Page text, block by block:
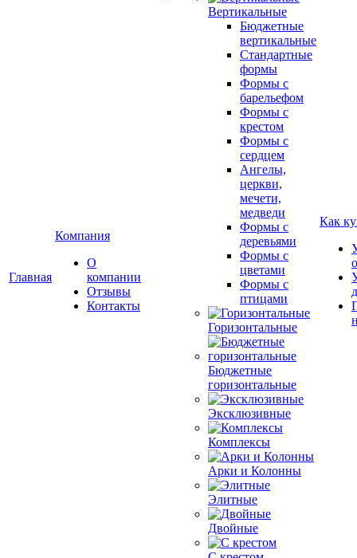
Главная
Компания
О
компании
Отзывы
Контакты
Вертикальные
Бюджетные
вертикальные
Стандартные
формы
Формы с
барельефом
Формы с
крестом
Формы с
сердцем
Ангелы,
церкви,
мечети,
медведи
Формы с
деревьями
Формы с
цветами
Формы с
птицами
Горизонтальные
Бюджетные
горизонтальные
Эксклюзивные
Комплексы
Арки и Колонны
Элитные
Двойные
Как